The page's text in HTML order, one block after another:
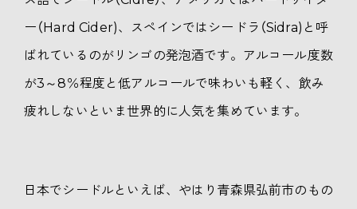
ー（Hard Cider)、スペインではシードラ（Sidra)と呼
ばれているのがリンゴの発泡酒です。アルコール度数
が3～8％程度と低アルコールで味わいも軽く、飲み
疲れしないといま世界的に人気を集めています。
日本でシードルといえば、やはり青森県弘前市のもの